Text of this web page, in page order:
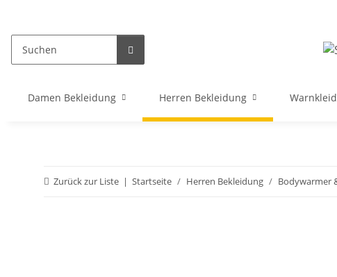
Damen Bekleidung Herren Bekleidung
Zurück zur Liste Startseite Herren Bekleidung Bodywarmer